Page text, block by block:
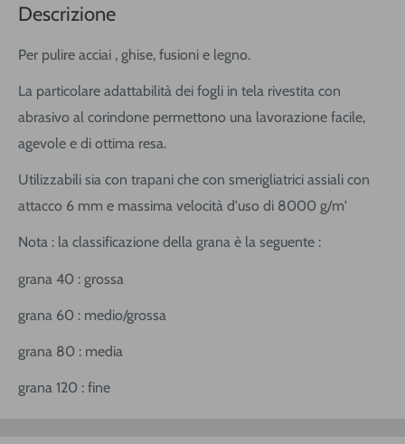
Descrizione
Per pulire acciai , ghise, fusioni e legno.
La particolare adattabilità dei fogli in tela rivestita con
abrasivo al corindone permettono una lavorazione facile,
agevole e di ottima resa.
Utilizzabili sia con trapani che con smerigliatrici assiali con
attacco 6 mm e massima velocità d'uso di 8000 g/m'
Nota : la classificazione della grana è la seguente :
grana 40 : grossa
grana 60 : medio/grossa
grana 80 : media
grana 120 : fine